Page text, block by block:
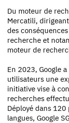
Du moteur de
Mercatili,
des
recherche et
moteur de
En 2023, Google
utilisateurs une
initiative vise à
recherches
Déployé dans
langues, Google